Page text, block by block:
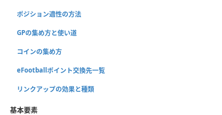
ポジション適性の方法
GPの集め方と使い道
コインの集め方
eFootballポイント交換先一覧
リンクアップの効果と種類
基本要素